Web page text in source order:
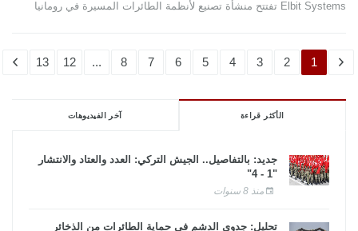
Elbit Systems تفتتح منشأة تصنيع لأنظمة الطائرات المسيرة في رومانيا
1
2
3
4
5
6
7
8
...
12
13
الأكثر قراءة آخر الفيديوهات
جديد: بالتفاصيل.. الجيش التركي: العدد والعتاد والانتشار
"1 - 4"
منذ 8 سنوات
تحليل: جدوى الدشم فى حماية الطائرات من الذخائر